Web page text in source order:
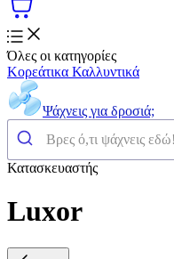
Όλες οι κατηγορίες
Κορεάτικα Καλλυντικά
Ψάχνεις για δροσιά;
Κατασκευαστής
Luxor